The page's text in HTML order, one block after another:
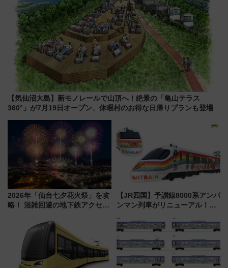
【気仙沼大島】新モノレールで山頂へ！絶景の「亀山テラス
360°」が7月19日オープン、休暇村のお得な日帰りプランも登場
2026年「仙台七夕花火祭」を攻
略！ 混雑回避の地下鉄アクセス
火前に楽しむ仙台観光ルートま
で解説！
【JR四国】予讃線8000系アンパ
ンマン列車がリニューアル！内
今年12月